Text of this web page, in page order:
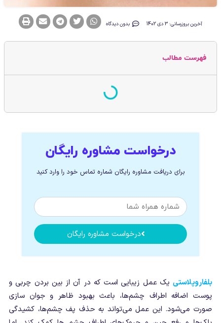
آخرین بروزرسانی: 3 دی 1402 بدون دیدگاه
فهرست مطالب
درخواست مشاوره رایگان
برای دریافت مشاوره رایگان شماره تماس خود را وارد کنید
درخواست مشاوره رایگان
بلفاروپلاستی یک عمل زیبایی است که در آن از بین بردن چربی و
پوست اضافه اطراف چشم‌ها، باعث بهبود ظاهر و جوان سازی
صورت می‌شود. این عمل می‌تواند به حذف پف چشم‌ها، کشیدگی